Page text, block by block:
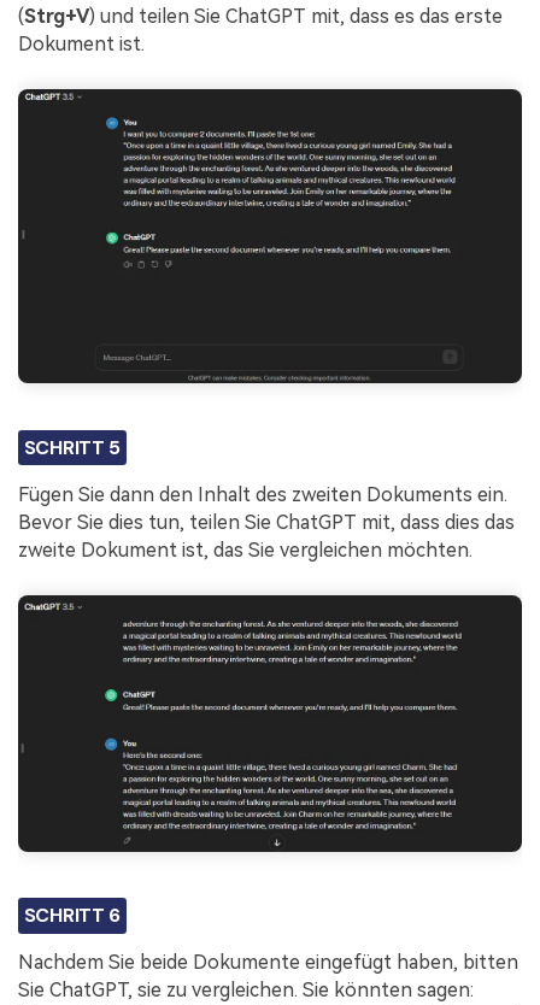
(Strg+V) und teilen Sie ChatGPT mit, dass es das erste
Dokument ist.
SCHRITT 5
Fügen Sie dann den Inhalt des zweiten Dokuments ein.
Bevor Sie dies tun, teilen Sie ChatGPT mit, dass dies das
zweite Dokument ist, das Sie vergleichen möchten.
SCHRITT 6
Nachdem Sie beide Dokumente eingefügt haben, bitten
Sie ChatGPT, sie zu vergleichen. Sie könnten sagen: